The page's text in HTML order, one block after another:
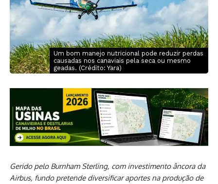
Um bom manejo nutricional pode reduzir perdas
causadas nos canaviais pela seca ou mesmo
geadas. (Crédito: Yara)
Gerido pelo Burnham Sterling, com investimento âncora da
Airbus, fundo pretende diversificar aportes na produção de